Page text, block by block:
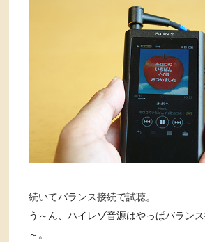
続いてバランス接続で試聴。
う～ん、ハイレゾ音源はやっぱバラン
～。